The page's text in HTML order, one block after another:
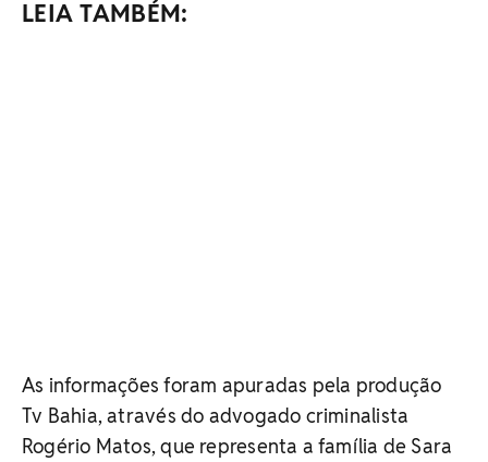
LEIA TAMBÉM:
As informações foram apuradas pela produção
Tv Bahia, através do advogado criminalista
Rogério Matos, que representa a família de Sara